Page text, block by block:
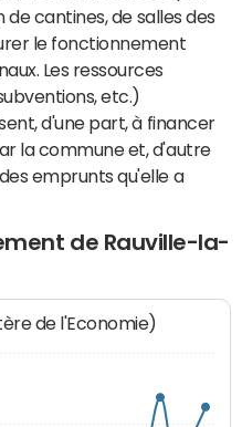
de cantines, de salles des
le fonctionnement
Les ressources
etc.)
d'une part, à financer
la commune et, d'autre
emprunts qu'elle a
de Rauville-la-
de l'Economie)